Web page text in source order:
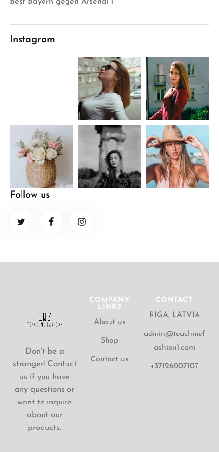
Best Bayern gegen Arsenal 1
Instagram
Follow us
Don’t be a
stranger! Contact
us if you have
any questions or
want to inquire
about our
products.
COMPANY
LINKS
About us
Shop
Contact us
CONTACT
RIGA, LATVIA
admin@teachmef
ashion1.com
+37126007107